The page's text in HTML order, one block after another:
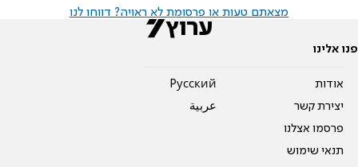
מצאתם טעות או פרסומת לא ראויה? דווחו לנו
פנו אלינו
אודות
יצירת קשר
פרסמו אצלנו
תנאי שימוש
Pусский
عربية